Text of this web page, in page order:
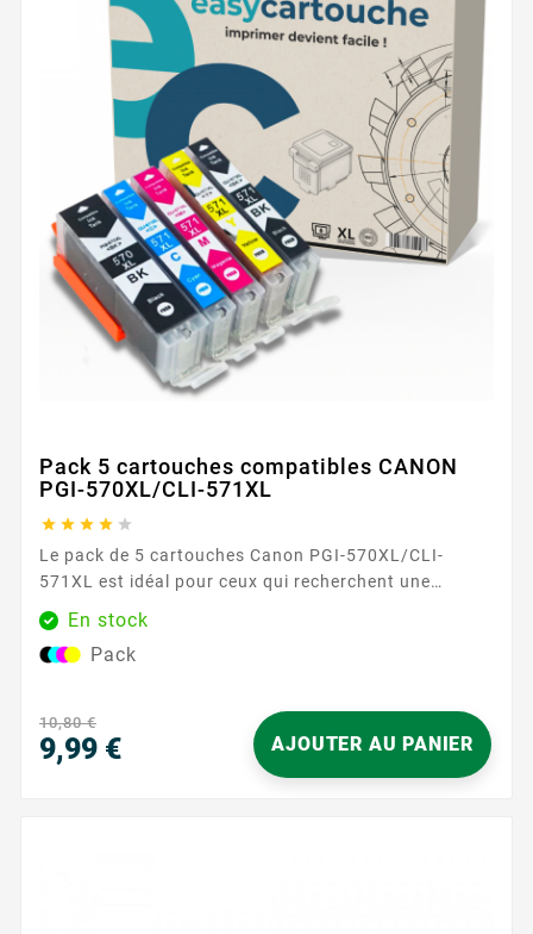
Pack 5 cartouches compatibles CANON
PGI-570XL/CLI-571XL
    
Le pack de 5 cartouches Canon PGI-570XL/CLI-
571XL est idéal pour ceux qui recherchent une
solution complète pour leurs besoins d'impression.
Comprenant une cartouche de chaque couleur (noir,
cyan, magenta, jaune, gris), ce pack assure une
images, avec une qualité d'impression exceptionnelle.
Avec une capacité de 500 pages pour la cartouche
noire...
En stock
Pack
10,80 €
9,99 € AJOUTER AU PANIER